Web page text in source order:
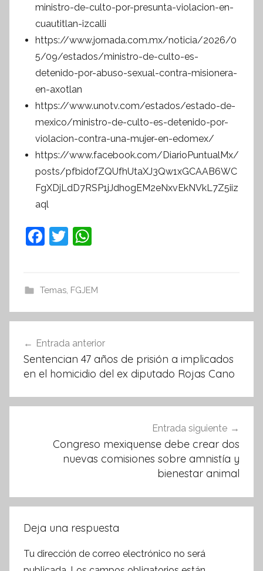
ministro-de-culto-por-presunta-violacion-en-
cuautitlan-izcalli
https://www.jornada.com.mx/noticia/2026/0
5/09/estados/ministro-de-culto-es-
detenido-por-abuso-sexual-contra-misionera-
en-axotlan
https://www.unotv.com/estados/estado-de-
mexico/ministro-de-culto-es-detenido-por-
violacion-contra-una-mujer-en-edomex/
https://www.facebook.com/DiarioPuntualMx/
posts/pfbid0fZQUfhUtaXJ3Qw1xGCAAB6WC
FgXDjLdD7RSP1jJdhogEM2eNxvEkNVkL7Z5iiz
aql
F
e
b
o
k
T
er s
A
p
Temas, FGJEM
de
entradas
Entrada anterior
Sentencian 47 años de prisión a implicados
en el homicidio del ex diputado Rojas Cano
Entrada siguiente
Congreso mexiquense debe crear dos
nuevas comisiones sobre amnistía y
bienestar animal
Deja una respuesta
Tu dirección de correo electrónico no será